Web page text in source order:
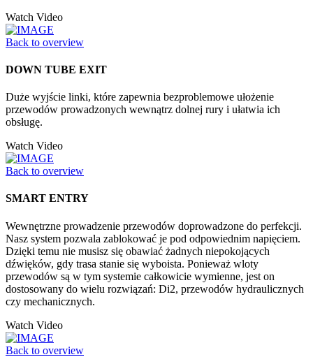
Watch Video
Back to overview
DOWN TUBE EXIT
Duże wyjście linki, które zapewnia bezproblemowe ułożenie
przewodów prowadzonych wewnątrz dolnej rury i ułatwia ich
obsługę.
Watch Video
Back to overview
SMART ENTRY
Wewnętrzne prowadzenie przewodów doprowadzone do perfekcji.
Nasz system pozwala zablokować je pod odpowiednim napięciem.
Dzięki temu nie musisz się obawiać żadnych niepokojących
dźwięków, gdy trasa stanie się wyboista. Ponieważ wloty
przewodów są w tym systemie całkowicie wymienne, jest on
dostosowany do wielu rozwiązań: Di2, przewodów hydraulicznych
czy mechanicznych.
Watch Video
Back to overview